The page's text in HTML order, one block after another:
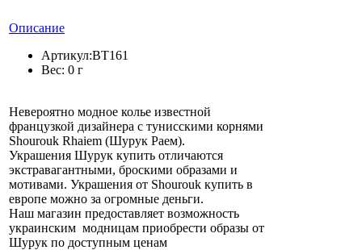
Описание
Артикул:BT161
Вес: 0 г
Невероятно модное колье известной
французкой дизайнера с тунисскими корнями
Shourouk Rhaiem (Шурук Раем).
Украшения Шурук купить отличаются
экстравагантными, броскими образами и
мотивами. Украшения от Shourouk купить в
европе можно за огромные деньги.
Наш магазин предоставляет возможность
украинским модницам приобрести образы от
Шурук по доступным ценам